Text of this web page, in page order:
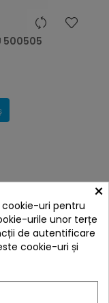
500505
×
uri pentru
urile unor terțe
de autentificare
cookie-uri și
E